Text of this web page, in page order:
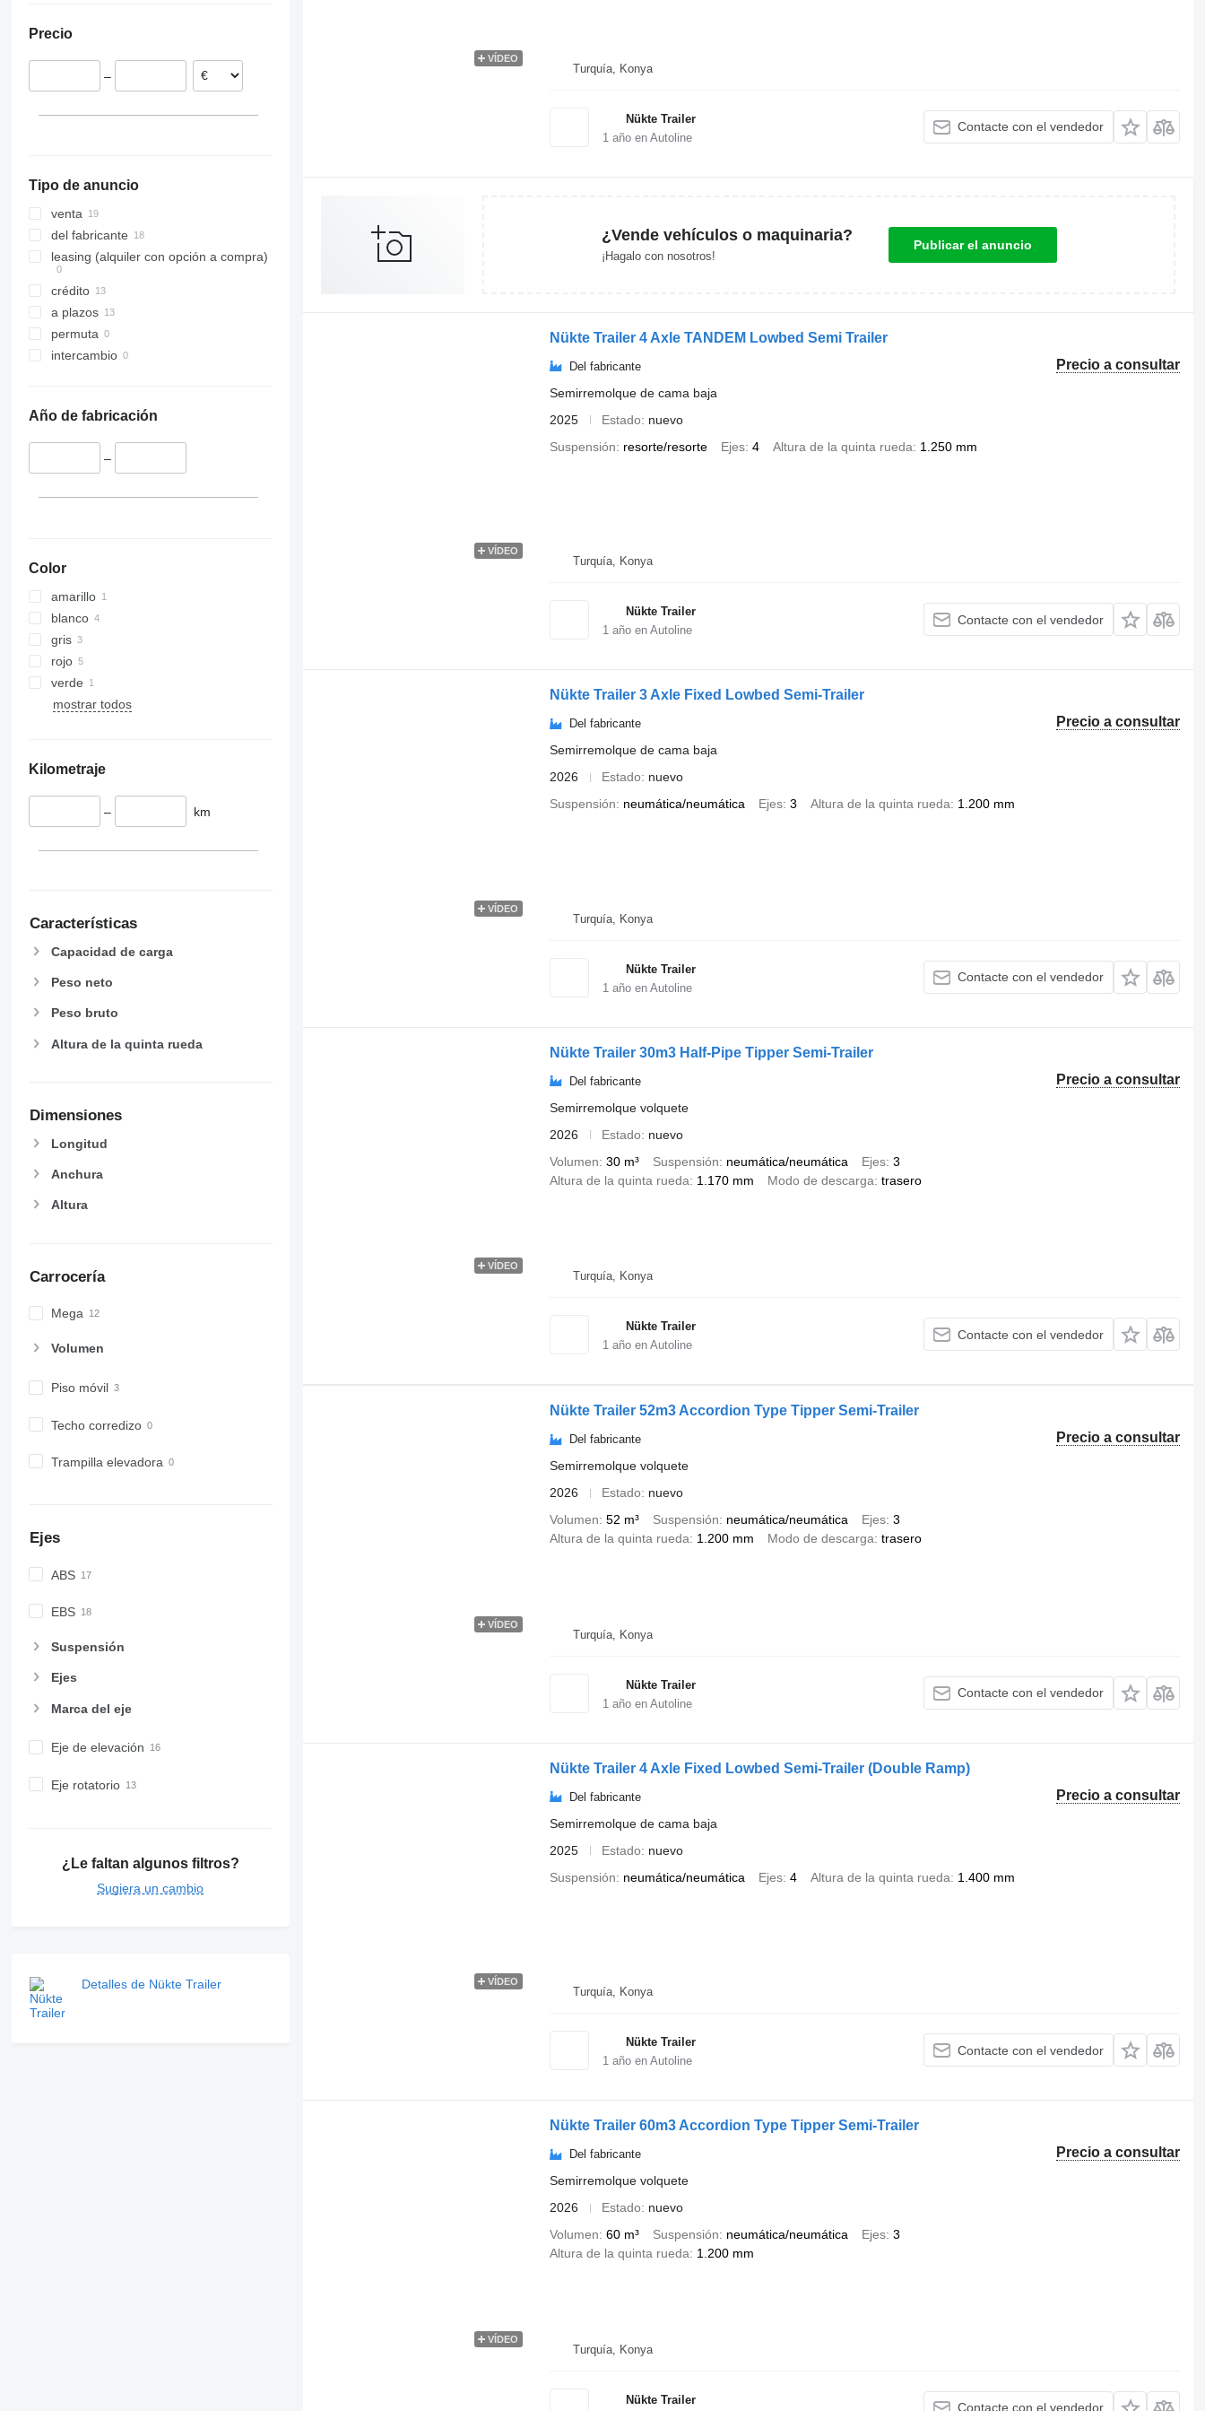
Precio
–
Tipo de anuncio
venta
del fabricante
leasing (alquiler con opción a compra)
crédito
a plazos
permuta
intercambio
Año de fabricación
–
Color
amarillo
blanco
gris
rojo
verde
mostrar todos
Kilometraje
– km
Características
Capacidad de carga
Peso neto
Peso bruto
Altura de la quinta rueda
Dimensiones
Longitud
Anchura
Altura
Carrocería
Mega
Volumen
Piso móvil
Techo corredizo
Trampilla elevadora
Ejes
ABS
EBS
Suspensión
Ejes
Marca del eje
Eje de elevación
Eje rotatorio
¿Le faltan algunos filtros?
Sugiera un cambio
Detalles de Nükte Trailer
VÍDEO
Turquía, Konya
Nükte Trailer
1 año en Autoline
Contacte con el vendedor
¿Vende vehículos o maquinaria?
¡Hagalo con nosotros!
Publicar el anuncio
VÍDEO
Nükte Trailer 4 Axle TANDEM Lowbed Semi Trailer
Precio a consultar
Del fabricante
Semirremolque de cama baja
2025
Estado
nuevo
Suspensión
resorte/resorte Ejes 4 Altura de la quinta rueda 1.250 mm
Turquía, Konya
Nükte Trailer
1año en Autoline
Contacte con el vendedor
VÍDEO
Nükte Trailer 3 Axle Fixed Lowbed Semi-Trailer
Precio a consultar
Del fabricante
Semirremolque de cama baja
2026
Estado
nuevo
Suspensión
neumática/neumática Ejes 3 Altura de la quinta rueda 1.200 mm
Turquía, Konya
Nükte Trailer
1 año en Autoline
Contacte con el vendedor
VÍDEO
Nükte Trailer 30m3 Half-Pipe Tipper Semi-Trailer
Precio a consultar
Del fabricante
Semirremolque volquete
2026
Estado
nuevo
Volumen 30 m³ Suspensión neumática/neumática Ejes 3
Altura de la quinta rueda
1.170 mm Modo de descarga trasero
Turquía, Konya
Nükte Trailer
1año en Autoline
Contacte con el vendedor
VÍDEO
Nükte Trailer 52m3 Accordion Type Tipper Semi-Trailer
Precio a consultar
Del fabricante
Semirremolque volquete
2026
Estado
nuevo
Volumen 52 m³ Suspensión neumática/neumática Ejes 3
Altura de la quinta rueda
1.200 mm Modo de descarga trasero
Turquía, Konya
Nükte Trailer
1 año en Autoline
Contacte con el vendedor
VÍDEO
Nükte Trailer 4 Axle Fixed Lowbed Semi-Trailer (Double Ramp)
Precio a consultar
Del fabricante
Semirremolque de cama baja
2025
Estado
nuevo
Suspensión
neumática/neumática Ejes 4 Altura de la quinta rueda 1.400 mm
Turquía, Konya
Nükte Trailer
1año en Autoline
Contacte con el vendedor
VÍDEO
Nükte Trailer 60m3 Accordion Type Tipper Semi-Trailer
Precio a consultar
Del fabricante
Semirremolque volquete
2026
Estado
nuevo
Volumen 60 m³ Suspensión neumática/neumática Ejes 3
Altura de la quinta rueda
1.200 mm
Turquía, Konya
Nükte Trailer
Contacte con el vendedor